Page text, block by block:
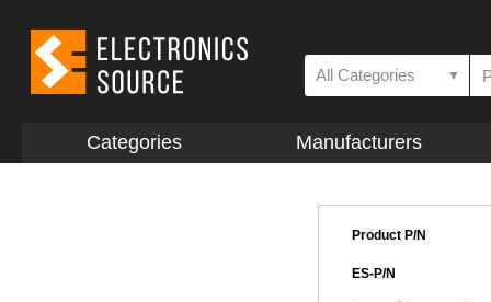
All Categories ▼
Categories Manufacturers
Product P/N
ES-P/N